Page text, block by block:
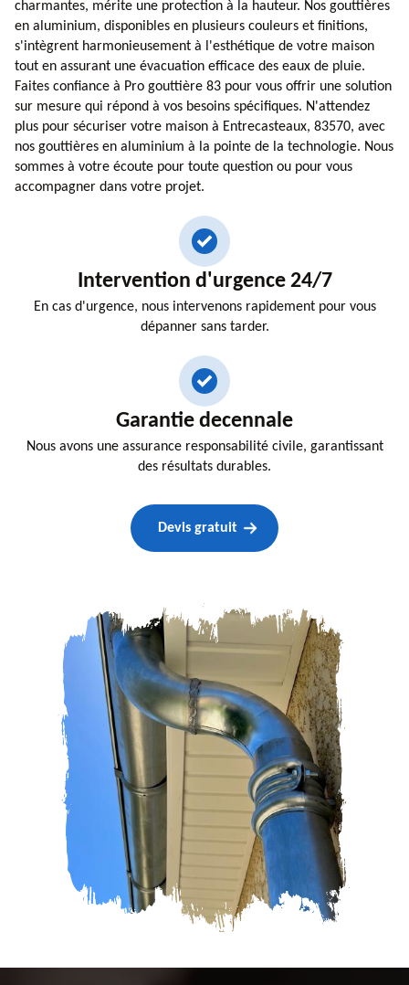
charmantes, mérite une protection à la hauteur. Nos gouttières
en aluminium, disponibles en plusieurs couleurs et finitions,
s'intègrent harmonieusement à l'esthétique de votre maison
tout en assurant une évacuation efficace des eaux de pluie.
Faites confiance à Pro gouttière 83 pour vous offrir une solution
sur mesure qui répond à vos besoins spécifiques. N'attendez
plus pour sécuriser votre maison à Entrecasteaux, 83570, avec
nos gouttières en aluminium à la pointe de la technologie. Nous
sommes à votre écoute pour toute question ou pour vous
accompagner dans votre projet.
Intervention d'urgence 24/7
En cas d'urgence, nous intervenons rapidement pour vous
dépanner sans tarder.
Garantie decennale
Nous avons une assurance responsabilité civile, garantissant
des résultats durables.
Devis gratuit